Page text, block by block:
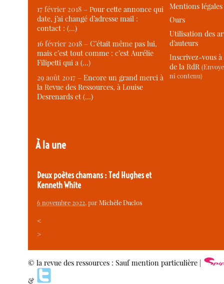
17 février 2018 –Pour cette annonce qui
date, j’ai changé d’adresse mail :
contact : (…)
16 février 2018 –C’était même pas lui,
mais c’est tout comme : c’est Aurélie
Filipetti qui a (…)
29 août 2017 –Encore un grand merci à
la Revue des Ressources, à Louise
Desrenards et (…)
À la une
Deux poètes chamans : Ted Hughes et
Kenneth White
6 novembre 2022, parMichèle Duclos
<
>
Mentions légales
Ours
Utilisation des
d’auteurs
Inscrivez-vous
de la RdR
ni contenu)
© la revue des ressources : Sauf mention particulière |
&